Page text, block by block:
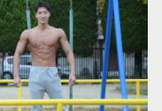
2021.07.6
AKIHITO(細マッチョ) 腹筋 大胸筋